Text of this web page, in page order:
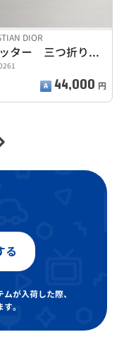
DIOR
トロッター 三つ折り財布
44,000 円
る
が入荷した際、
。